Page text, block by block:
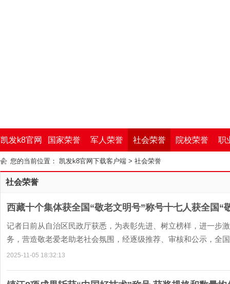
凯发k8官网
下载客户端
国家荣誉 军人荣誉 社会荣誉 院校荣誉 职
您的当前位置： 凯发k8官网下载客户端 > 社会荣誉
社会荣誉
西藏十个集体获全国“敬老文明号”称号十七人获全国“
记者日前从自治区民政厅获悉，为表彰先进、树立榜样，进一步
务，营造敬老爱老助老社会氛围，经逐级推荐、审核和公示，全
2025-11-05 18:32:13